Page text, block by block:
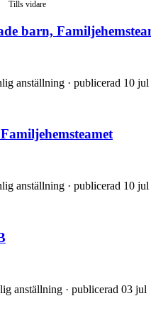
Tills vidare
barn,
anställning · publicerad 10 jul
anställning · publicerad 10 jul
anställning · publicerad 03 jul